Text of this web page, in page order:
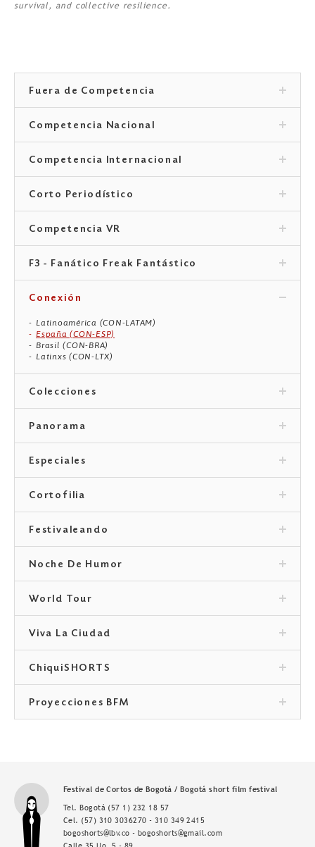
survival, and collective resilience.
Fuera de Competencia
Competencia Nacional
Competencia Internacional
Corto Periodístico
Competencia VR
F3 - Fanático Freak Fantástico
Conexión
Latinoamérica (CON-LATAM)
España (CON-ESP)
Brasil (CON-BRA)
Latinxs (CON-LTX)
Colecciones
Panorama
Especiales
Cortofilia
Festivaleando
Noche De Humor
World Tour
Viva La Ciudad
ChiquiSHORTS
Proyecciones BFM
Festival de Cortos de Bogotá / Bogotá short film festival
Tel. Bogotá (57 1) 232 18 57
Cel. (57) 310 3036270 - 310 349 2415
bogoshorts@lbv.co - bogoshorts@gmail.com